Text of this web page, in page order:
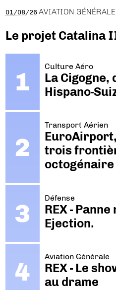
01/08/26 AVIATION GÉNÉRALE
Le projet Catalina
Culture Aéro
La Cigogne,
Hispano-
Transport Aérien
trois
Défense
REX -
Ejection.
Aviation Générale
REX - Le
au drame